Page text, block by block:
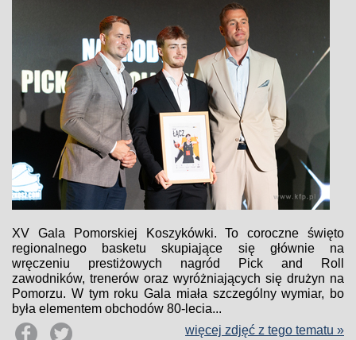
XV Gala Pomorskiej Koszykówki. To coroczne święto
regionalnego basketu skupiające się głównie na
wręczeniu prestiżowych nagród Pick and Roll
zawodników, trenerów oraz wyróżniających się drużyn na
Pomorzu. W tym roku Gala miała szczególny wymiar, bo
była elementem obchodów 80-lecia...
więcej zdjęć z tego tematu »